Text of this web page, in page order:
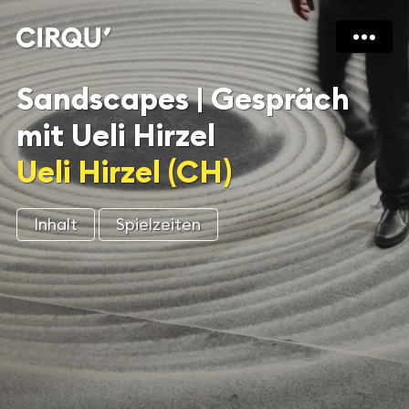
Sandscapes | Gespräch
mit Ueli Hirzel
Ueli Hirzel (CH)
Inhalt Spielzeiten